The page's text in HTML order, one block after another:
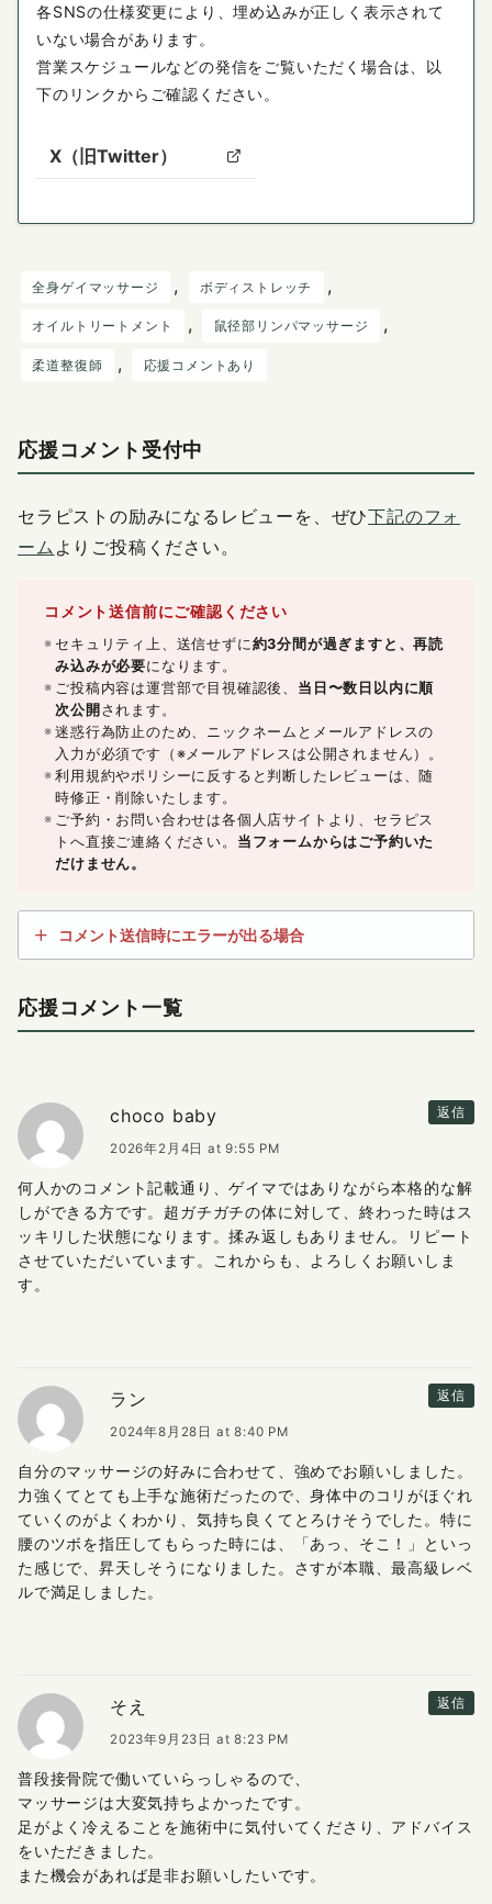
各SNSの仕様変更により、埋め込みが正しく表示されて
いない場合があります。
営業スケジュールなどの発信をご覧いただく場合は、以
下のリンクからご確認ください。
X（旧Twitter）
全身ゲイマッサージ , ボディストレッチ ,
オイルトリートメント , 鼠径部リンパマッサージ ,
柔道整復師 , 応援コメントあり
応援コメント受付中
セラピストの励みになるレビューを、ぜひ下記のフォ
ーム よりご投稿ください。
コメント送信前にご確認ください
セキュリティ上、送信せずに約3分間が過ぎますと、再読
み込みが必要になります。
ご投稿内容は運営部で目視確認後、 当日〜数日以内に順
次公開 されます。
迷惑行為防止のため、ニックネームとメールアドレスの
入力が必須です（※メールアドレスは公開されません）。
利用規約やポリシーに反すると判断したレビューは、随
時修正・削除いたします。
ご予約・お問い合わせは各個人店サイトより、セラピス
トへ直接ご連絡ください。 当フォームからはご予約いた
だけません。
コメント送信時にエラーが出る場合
応援コメント一覧
返信
choco baby
2026年2月4日 at 9:55 PM
何人かのコメント記載通り、ゲイマではありながら本格的な解
しができる方です。超ガチガチの体に対して、終わった時はス
ッキリした状態になります。揉み返しもありません。リピート
させていただいています。これからも、よろしくお願いしま
す。
返信
ラン
2024年8月28日 at 8:40 PM
自分のマッサージの好みに合わせて、強めでお願いしました。
力強くてとても上手な施術だったので、身体中のコリがほぐれ
ていくのがよくわかり、気持ち良くてとろけそうでした。特に
腰のツボを指圧してもらった時には、「あっ、そこ！」といっ
た感じで、昇天しそうになりました。さすが本職、最高級レベ
ルで満足しました。
返信
そえ
2023年9月23日 at 8:23 PM
普段接骨院で働いていらっしゃるので、
マッサージは大変気持ちよかったです。
足がよく冷えることを施術中に気付いてくださり、アドバイス
をいただきました。
また機会があれば是非お願いしたいです。